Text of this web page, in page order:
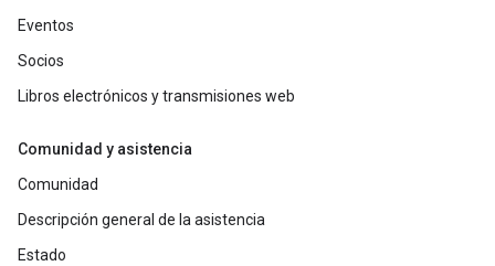
Eventos
Socios
Libros electrónicos y transmisiones web
Comunidad y asistencia
Comunidad
Descripción general de la asistencia
Estado